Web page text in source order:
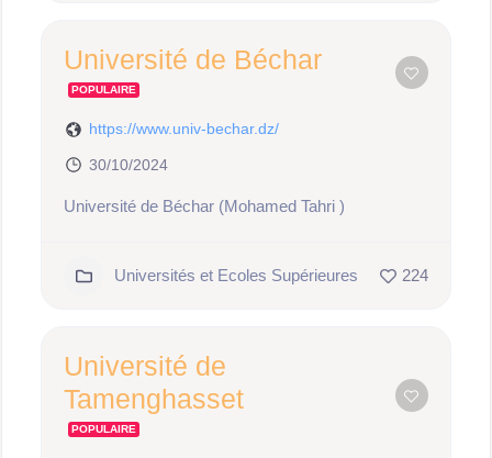
Université de Béchar
POPULAIRE
https://www.univ-bechar.dz/
30/10/2024
Université de Béchar (Mohamed Tahri )
Universités et Ecoles Supérieures 224
Université de
Tamenghasset
POPULAIRE